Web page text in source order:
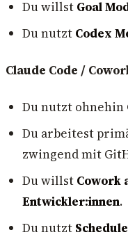
Du willst Goal
Du nutzt Codex
Claude Code /
Du nutzt ohnehin
Du arbeitest
zwingend mit
Du willst Cowork
Entwickler:innen.
Du nutzt